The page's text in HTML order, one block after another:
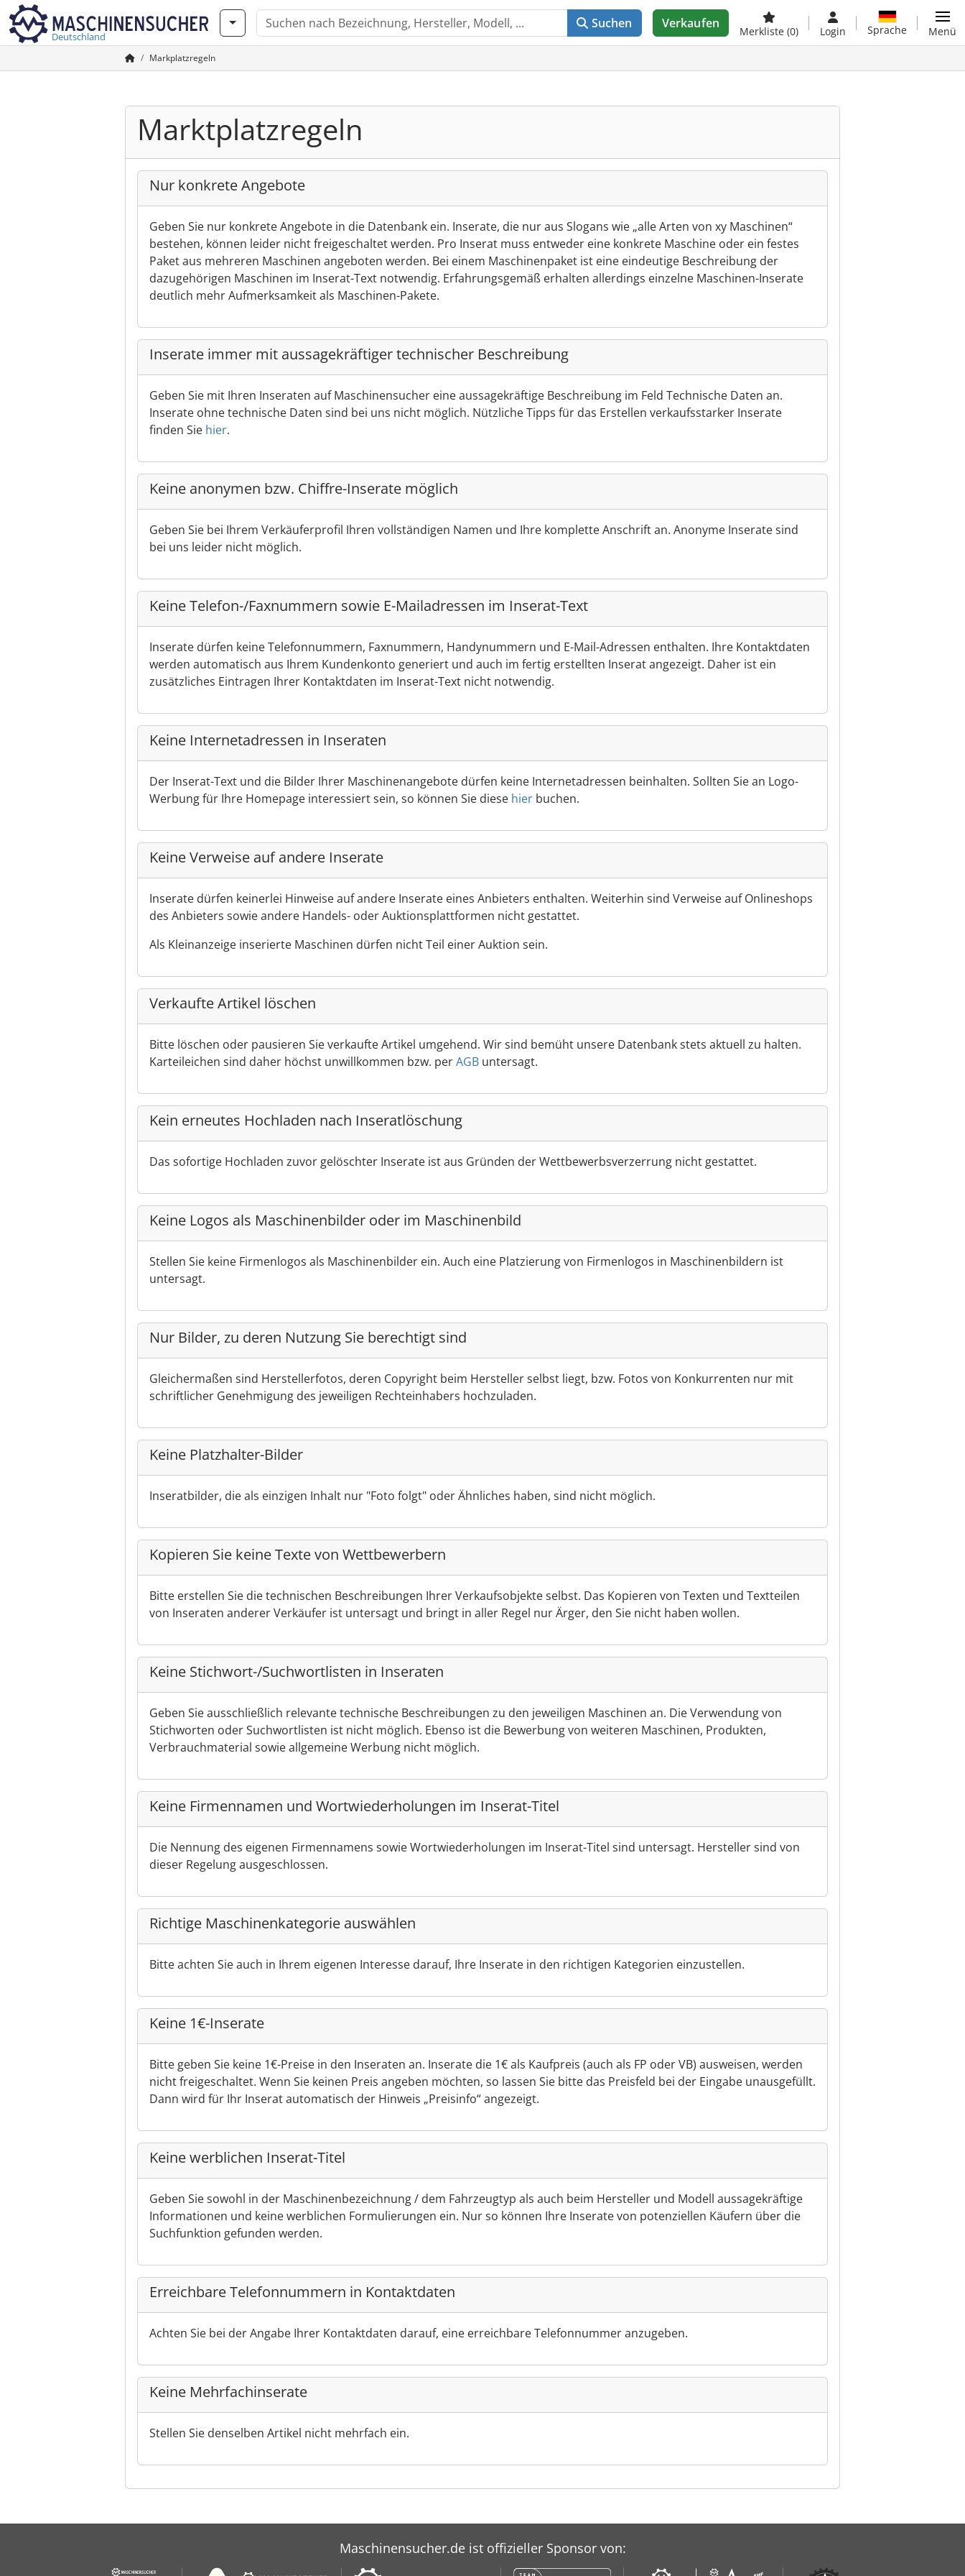
Deutschland
Suchen Verkaufen
Merkliste (0) Login Sprache Menü
Markplatzregeln
Marktplatzregeln
Nur konkrete Angebote
Geben Sie nur konkrete Angebote in die Datenbank ein. Inserate, die nur aus Slogans wie „alle Arten von xy Maschinen“
bestehen, können leider nicht freigeschaltet werden. Pro Inserat muss entweder eine konkrete Maschine oder ein festes
Paket aus mehreren Maschinen angeboten werden. Bei einem Maschinenpaket ist eine eindeutige Beschreibung der
dazugehörigen Maschinen im Inserat-Text notwendig. Erfahrungsgemäß erhalten allerdings einzelne Maschinen-Inserate
deutlich mehr Aufmerksamkeit als Maschinen-Pakete.
Inserate immer mit aussagekräftiger technischer Beschreibung
Geben Sie mit Ihren Inseraten auf Maschinensucher eine aussagekräftige Beschreibung im Feld Technische Daten an.
Inserate ohne technische Daten sind bei uns nicht möglich. Nützliche Tipps für das Erstellen verkaufsstarker Inserate
finden Sie hier.
Keine anonymen bzw. Chiffre-Inserate möglich
Geben Sie bei Ihrem Verkäuferprofil Ihren vollständigen Namen und Ihre komplette Anschrift an. Anonyme Inserate sind
bei uns leider nicht möglich.
Keine Telefon-/Faxnummern sowie E-Mailadressen im Inserat-Text
Inserate dürfen keine Telefonnummern, Faxnummern, Handynummern und E-Mail-Adressen enthalten. Ihre Kontaktdaten
werden automatisch aus Ihrem Kundenkonto generiert und auch im fertig erstellten Inserat angezeigt. Daher ist ein
zusätzliches Eintragen Ihrer Kontaktdaten im Inserat-Text nicht notwendig.
Keine Internetadressen in Inseraten
Der Inserat-Text und die Bilder Ihrer Maschinenangebote dürfen keine Internetadressen beinhalten. Sollten Sie an Logo-
Werbung für Ihre Homepage interessiert sein, so können Sie diese hier buchen.
Keine Verweise auf andere Inserate
Inserate dürfen keinerlei Hinweise auf andere Inserate eines Anbieters enthalten. Weiterhin sind Verweise auf Onlineshops
des Anbieters sowie andere Handels- oder Auktionsplattformen nicht gestattet.
Als Kleinanzeige inserierte Maschinen dürfen nicht Teil einer Auktion sein.
Verkaufte Artikel löschen
Bitte löschen oder pausieren Sie verkaufte Artikel umgehend. Wir sind bemüht unsere Datenbank stets aktuell zu halten.
Karteileichen sind daher höchst unwillkommen bzw. perAGB untersagt.
Kein erneutes Hochladen nach Inseratlöschung
Das sofortige Hochladen zuvor gelöschter Inserate ist aus Gründen der Wettbewerbsverzerrung nicht gestattet.
Keine Logos als Maschinenbilder oder im Maschinenbild
Stellen Sie keine Firmenlogos als Maschinenbilder ein. Auch eine Platzierung von Firmenlogos in Maschinenbildern ist
untersagt.
Nur Bilder, zu deren Nutzung Sie berechtigt sind
Gleichermaßen sind Herstellerfotos, deren Copyright beim Hersteller selbst liegt, bzw. Fotos von Konkurrenten nur mit
schriftlicher Genehmigung des jeweiligen Rechteinhabers hochzuladen.
Keine Platzhalter-Bilder
Inseratbilder, die als einzigen Inhalt nur "Foto folgt" oder Ähnliches haben, sind nicht möglich.
Kopieren Sie keine Texte von Wettbewerbern
Bitte erstellen Sie die technischen Beschreibungen Ihrer Verkaufsobjekte selbst. Das Kopieren von Texten und Textteilen
von Inseraten anderer Verkäufer ist untersagt und bringt in aller Regel nur Ärger, den Sie nicht haben wollen.
Keine Stichwort-/Suchwortlisten in Inseraten
Geben Sie ausschließlich relevante technische Beschreibungen zu den jeweiligen Maschinen an. Die Verwendung von
Stichworten oder Suchwortlisten ist nicht möglich. Ebenso ist die Bewerbung von weiteren Maschinen, Produkten,
Verbrauchmaterial sowie allgemeine Werbung nicht möglich.
Keine Firmennamen und Wortwiederholungen im Inserat-Titel
Die Nennung des eigenen Firmennamens sowie Wortwiederholungen im Inserat-Titel sind untersagt. Hersteller sind von
dieser Regelung ausgeschlossen.
Richtige Maschinenkategorie auswählen
Bitte achten Sie auch in Ihrem eigenen Interesse darauf, Ihre Inserate in den richtigen Kategorien einzustellen.
Keine 1€-Inserate
Bitte geben Sie keine 1€-Preise in den Inseraten an. Inserate die 1€ als Kaufpreis (auch als FP oder VB) ausweisen, werden
nicht freigeschaltet. Wenn Sie keinen Preis angeben möchten, so lassen Sie bitte das Preisfeld bei der Eingabe unausgefüllt.
Dann wird für Ihr Inserat automatisch der Hinweis „Preisinfo“ angezeigt.
Keine werblichen Inserat-Titel
Geben Sie sowohl in der Maschinenbezeichnung / dem Fahrzeugtyp als auch beim Hersteller und Modell aussagekräftige
Informationen und keine werblichen Formulierungen ein. Nur so können Ihre Inserate von potenziellen Käufern über die
Suchfunktion gefunden werden.
Erreichbare Telefonnummern in Kontaktdaten
Achten Sie bei der Angabe Ihrer Kontaktdaten darauf, eine erreichbare Telefonnummer anzugeben.
Keine Mehrfachinserate
Stellen Sie denselben Artikel nicht mehrfach ein.
Maschinensucher.de ist offizieller Sponsor von: